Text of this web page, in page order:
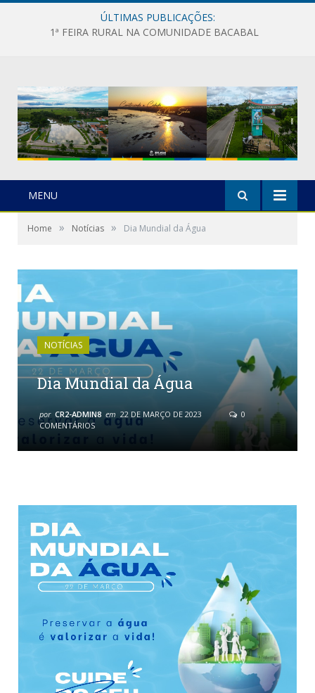
ÚLTIMAS PUBLICAÇÕES:
1ª FEIRA RURAL NA COMUNIDADE BACABAL
MENU
Home » Notícias » Dia Mundial da Água
NOTÍCIAS
Dia Mundial da Água
por CR2-ADMIN8 em 22 DE MARÇO DE 2023
0
COMENTÁRIOS